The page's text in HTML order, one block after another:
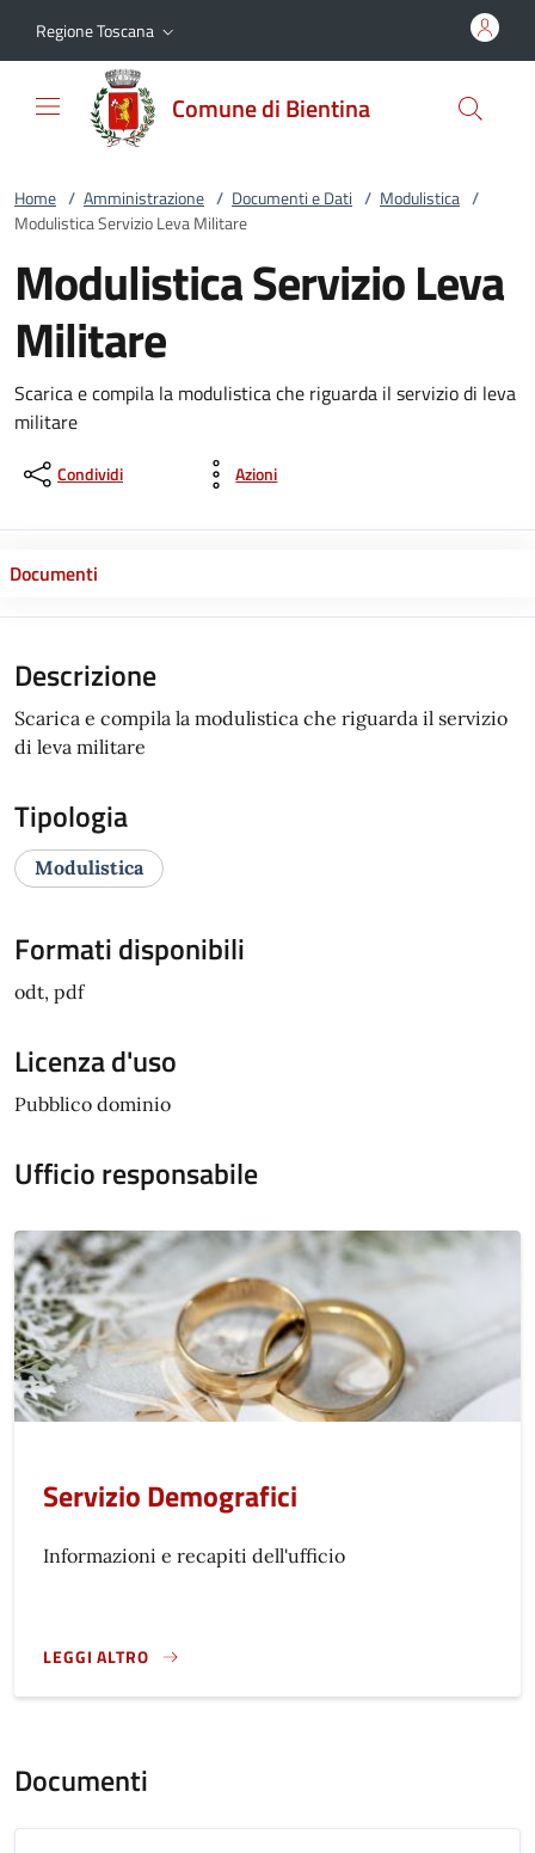
Regione Toscana
Comune di Bientina
Home / Amministrazione / Documenti e Dati / Modulistica /
Modulistica Servizio Leva Militare
Modulistica Servizio Leva
Militare
Scarica e compila la modulistica che riguarda il servizio di leva
militare
Condividi Azioni
Documenti
Descrizione
Scarica e compila la modulistica che riguarda il servizio
di leva militare
Tipologia
Modulistica
Formati disponibili
odt, pdf
Licenza d'uso
Pubblico dominio
Ufficio responsabile
Servizio Demografici
Informazioni e recapiti dell'ufficio
LEGGI ALTRO
}
Documenti